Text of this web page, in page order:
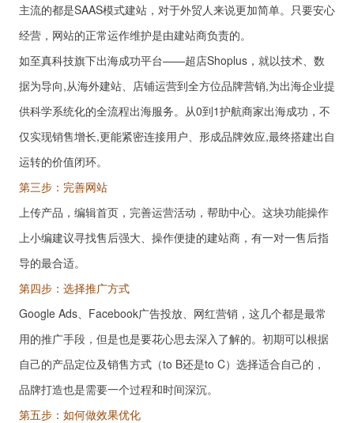
主流的都是SAAS模式建站，对于外贸人来说更加简单。只要安心
经营，网站的正常运作维护是由建站商负责的。
如至真科技旗下出海成功平台——超店Shoplus，就以技术、数
据为导向,从海外建站、店铺运营到全方位品牌营销,为出海企业提
供科学系统化的全流程出海服务。从0到1护航商家出海成功，不
仅实现销售增长,更能紧密连接用户、形成品牌效应,最终搭建出自
运转的价值闭环。
第三步：完善网站
上传产品，编辑首页，完善运营活动，帮助中心。这块功能操作
上小编建议寻找售后强大、操作便捷的建站商，有一对一售后指
导的最合适。
第四步：选择推广方式
Google Ads、Facebook广告投放、网红营销，这几个都是最常
用的推广手段，但是也是要花心思去深入了解的。初期可以根据
自己的产品定位及销售方式（to B还是to C）选择适合自己的，
品牌打造也是需要一个过程和时间深沉。
第五步：如何做效果优化